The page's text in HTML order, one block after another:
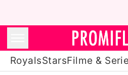
RoyalsStarsFilme &